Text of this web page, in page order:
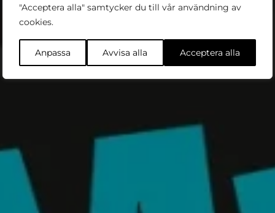
"Acceptera alla" samtycker du till vår användning av
cookies.
Anpassa Avvisa alla Acceptera alla
Köp biljett